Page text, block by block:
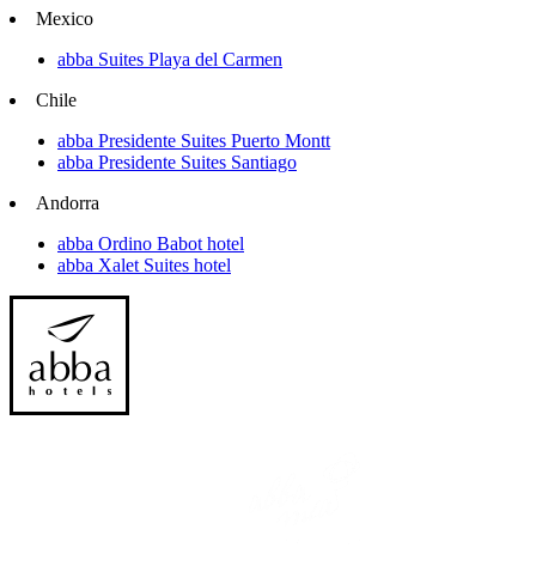
Mexico
abba Suites Playa del Carmen
Chile
abba Presidente Suites Puerto Montt
abba Presidente Suites Santiago
Andorra
abba Ordino Babot hotel
abba Xalet Suites hotel